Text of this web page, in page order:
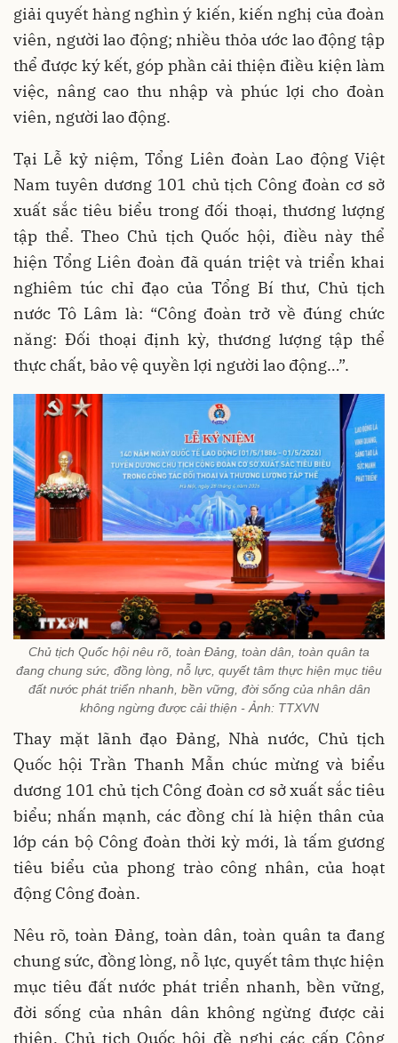
giải quyết hàng nghìn ý kiến, kiến nghị của đoàn
viên, người lao động; nhiều thỏa ước lao động tập
thể được ký kết, góp phần cải thiện điều kiện làm
việc, nâng cao thu nhập và phúc lợi cho đoàn
viên, người lao động.
Tại Lễ kỷ niệm, Tổng Liên đoàn Lao động Việt
Nam tuyên dương 101 chủ tịch Công đoàn cơ sở
xuất sắc tiêu biểu trong đối thoại, thương lượng
tập thể. Theo Chủ tịch Quốc hội, điều này thể
hiện Tổng Liên đoàn đã quán triệt và triển khai
nghiêm túc chỉ đạo của Tổng Bí thư, Chủ tịch
nước Tô Lâm là: “Công đoàn trở về đúng chức
năng: Đối thoại định kỳ, thương lượng tập thể
thực chất, bảo vệ quyền lợi người lao động…”.
Chủ tịch Quốc hội nêu rõ, toàn Đảng, toàn dân, toàn quân ta
đang chung sức, đồng lòng, nỗ lực, quyết tâm thực hiện mục tiêu
đất nước phát triển nhanh, bền vững, đời sống của nhân dân
không ngừng được cải thiện - Ảnh: TTXVN
Thay mặt lãnh đạo Đảng, Nhà nước, Chủ tịch
Quốc hội Trần Thanh Mẫn chúc mừng và biểu
dương 101 chủ tịch Công đoàn cơ sở xuất sắc tiêu
biểu; nhấn mạnh, các đồng chí là hiện thân của
lớp cán bộ Công đoàn thời kỳ mới, là tấm gương
tiêu biểu của phong trào công nhân, của hoạt
động Công đoàn.
Nêu rõ, toàn Đảng, toàn dân, toàn quân ta đang
chung sức, đồng lòng, nỗ lực, quyết tâm thực hiện
mục tiêu đất nước phát triển nhanh, bền vững,
đời sống của nhân dân không ngừng được cải
thiện, Chủ tịch Quốc hội đề nghị các cấp Công